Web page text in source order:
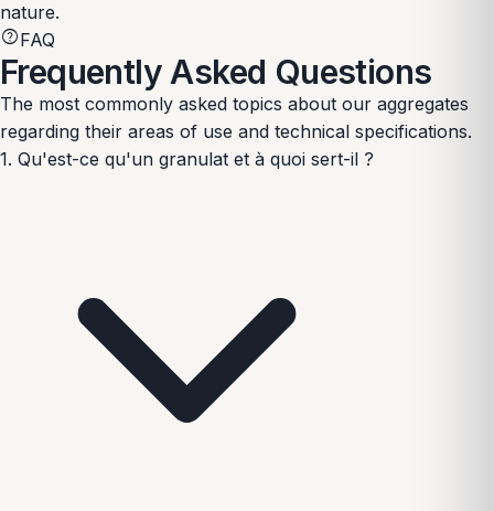
nature.
helpFAQ
Frequently Asked Questions
The most commonly asked topics about our aggregates
regarding their areas of use and technical specifications.
1. Qu'est-ce qu'un granulat et à quoi sert-il ?